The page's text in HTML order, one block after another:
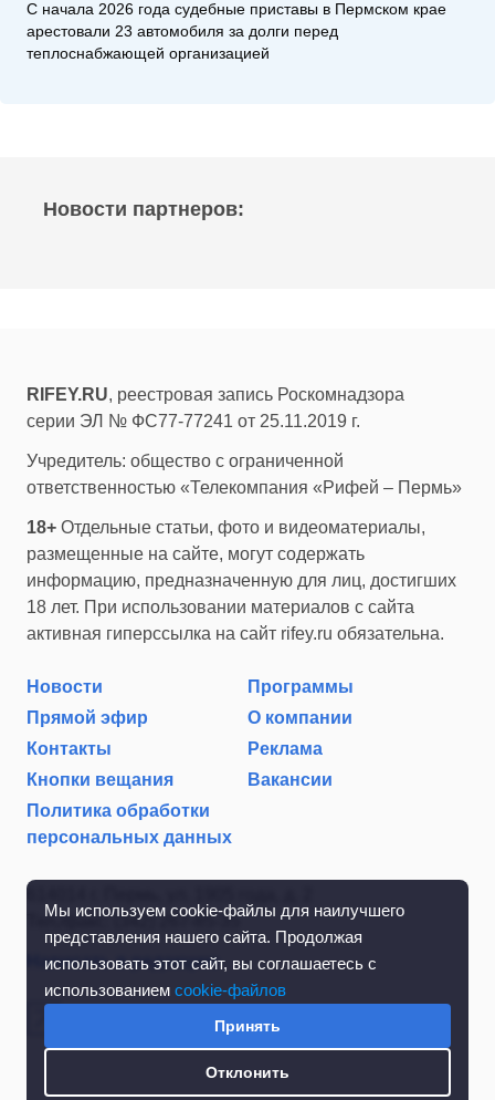
Мы используем cookie-файлы для наилучшего
представления нашего сайта. Продолжая
использовать этот сайт, вы соглашаетесь с
использованием cookie-файлов
Принять
Отклонить
С начала 2026 года судебные приставы в Пермском крае
арестовали 23 автомобиля за долги перед
теплоснабжающей организацией
Новости партнеров:
RIFEY.RU, реестровая запись Роскомнадзора
серии ЭЛ № ФС77-77241 от 25.11.2019 г.
Учредитель: общество с ограниченной
ответственностью «Телекомпания «Рифей – Пермь»
18+ Отдельные статьи, фото и видеоматериалы,
размещенные на сайте, могут содержать
информацию, предназначенную для лиц, достигших
18 лет. При использовании материалов с сайта
активная гиперссылка на сайт rifey.ru обязательна.
Новости
Программы
Прямой эфир
О компании
Контакты
Реклама
Кнопки вещания
Вакансии
Политика обработки
персональных данных
Тел./факс: (342) 267-85-35
Написать в редакцию